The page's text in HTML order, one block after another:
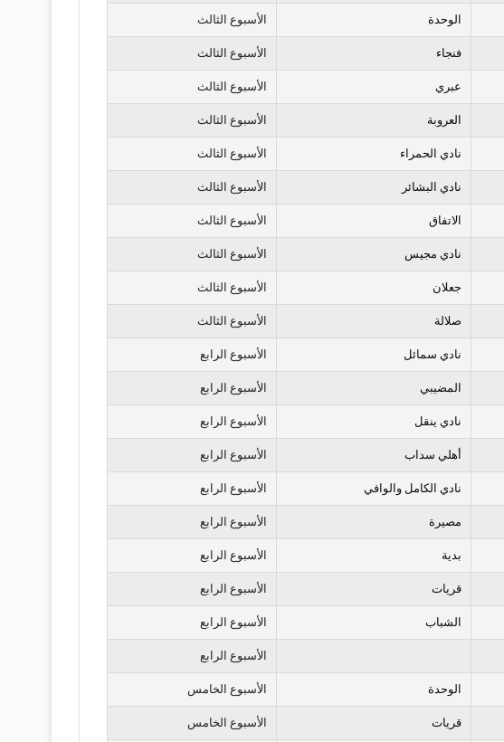
الوحدة الأسبوع الثالث
فنجاء الأسبوع الثالث
عبري الأسبوع الثالث
العروبة الأسبوع الثالث
نادي الحمراء الأسبوع الثالث
نادي البشائر الأسبوع الثالث
الاتفاق الأسبوع الثالث
نادي مجيس الأسبوع الثالث
جعلان الأسبوع الثالث
صلالة الأسبوع الثالث
نادي سمائل الأسبوع الرابع
المضيبي الأسبوع الرابع
نادي ينقل الأسبوع الرابع
أهلي سداب الأسبوع الرابع
نادي الكامل والوافي الأسبوع الرابع
مصيرة الأسبوع الرابع
بدية الأسبوع الرابع
قريات الأسبوع الرابع
الشباب الأسبوع الرابع
الأسبوع الرابع
الوحدة الأسبوع الخامس
قريات الأسبوع الخامس